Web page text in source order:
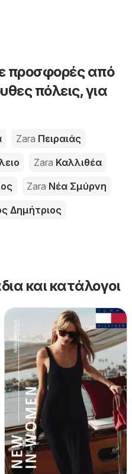
προσφορές από
πόλεις, για
Zara Πειραιάς
Zara Καλλιθέα
Zara Νέα Σμύρνη
Δημήτριος
και κατάλογοι